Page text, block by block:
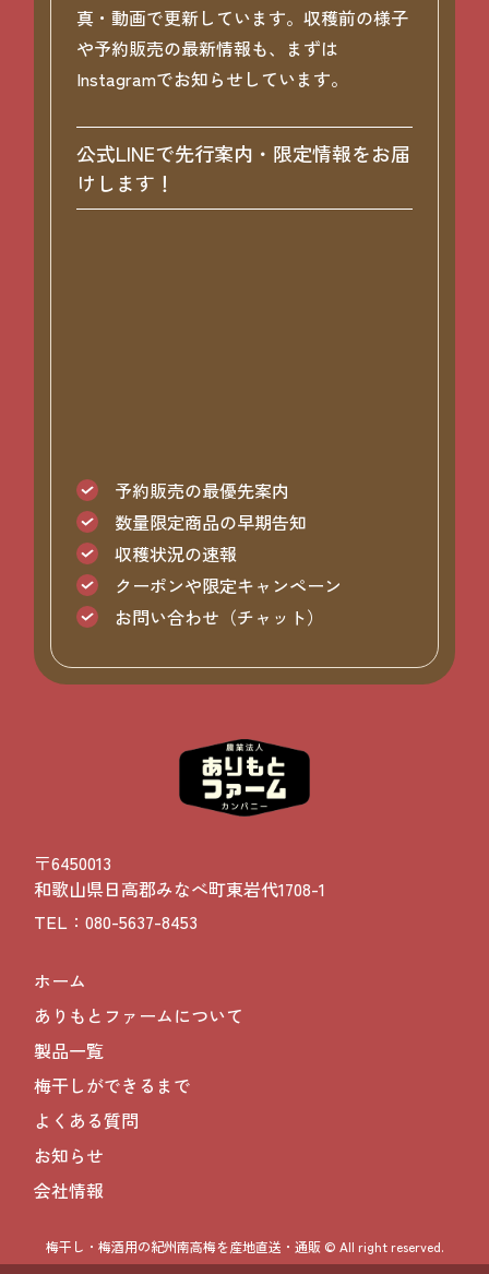
真・動画で更新しています。収穫前の様子
や予約販売の最新情報も、まずは
Instagramでお知らせしています。
公式LINEで先行案内・限定情報をお届
けします！
予約販売の最優先案内
数量限定商品の早期告知
収穫状況の速報
クーポンや限定キャンペーン
お問い合わせ（チャット）
〒6450013
和歌山県日高郡みなべ町東岩代1708-1
TEL：080-5637-8453
ホーム
ありもとファームについて
製品一覧
梅干しができるまで
よくある質問
お知らせ
会社情報
梅干し・梅酒用の紀州南高梅を産地直送・通販 © All right reserved.